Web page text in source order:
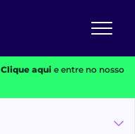
Clique aquie entre no nosso